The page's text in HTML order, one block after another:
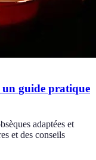
un guide pratique
adaptées et
et des conseils